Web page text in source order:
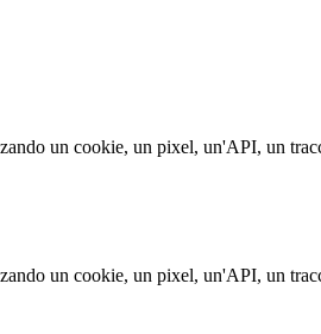
un cookie, un pixel, un'API, un
un cookie, un pixel, un'API, un